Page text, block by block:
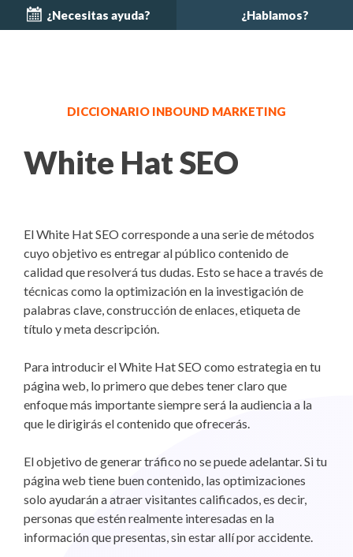
¿Necesitas ayuda? ¿Hablamos?
DICCIONARIO INBOUND MARKETING
White Hat SEO
El White Hat SEO corresponde a una serie de métodos
cuyo objetivo es entregar al público contenido de
calidad que resolverá tus dudas. Esto se hace a través de
técnicas como la optimización en la investigación de
palabras clave, construcción de enlaces, etiqueta de
título y meta descripción.
Para introducir el White Hat SEO como estrategia en tu
página web, lo primero que debes tener claro que
enfoque más importante siempre será la audiencia a la
que le dirigirás el contenido que ofrecerás.
El objetivo de generar tráfico no se puede adelantar. Si tu
página web tiene buen contenido, las optimizaciones
solo ayudarán a atraer visitantes calificados, es decir,
personas que estén realmente interesadas en la
información que presentas, sin estar allí por accidente.